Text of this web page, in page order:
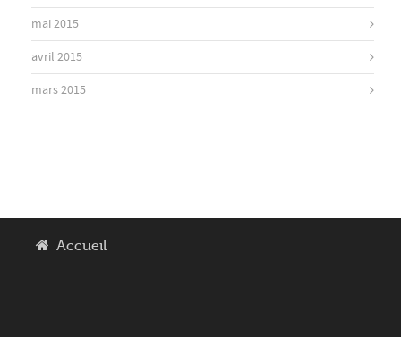
mai 2015
avril 2015
mars 2015
Accueil